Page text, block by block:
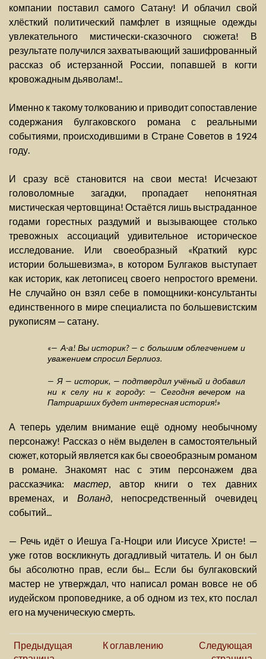
компании поставил самого Сатану! И облачил свой
хлёсткий политический памфлет в изящные одежды
увлекательного мистически-сказочного сюжета! В
результате получился захватывающий зашифрованный
рассказ об истерзанной России, попавшей в когти
кровожадным дьяволам!..
Именно к такому толкованию и приводит сопоставление
содержания булгаковского романа с реальными
событиями, происходившими в Стране Советов в 1924
году.
И сразу всё становится на свои места! Исчезают
головоломные загадки, пропадает непонятная
мистическая чертовщина! Остаётся лишь выстраданное
годами горестных раздумий и вызывающее столько
тревожных ассоциаций удивительное историческое
исследование. Или своеобразный «Краткий курс
истории большевизма», в котором Булгаков выступает
как историк, как летописец своего непростого времени.
Не случайно он взял себе в помощники-консультанты
единственного в мире специалиста по большевистским
рукописям — сатану.
«— А-а! Вы историк? — с большим облегчением и
уважением спросил Берлиоз.
— Я — историк, — подтвердил учёный и добавил
ни к селу ни к городу: — Сегодня вечером на
Патриарших будет интересная история!»
А теперь уделим внимание ещё одному необычному
персонажу! Рассказ о нём выделен в самостоятельный
сюжет, который является как бы своеобразным романом
в романе. Знакомят нас с этим персонажем два
рассказчика: мастер, автор книги о тех давних
временах, и Воланд, непосредственный очевидец
событий...
— Речь идёт о Иешуа Га-Ноцри или Иисусе Христе! —
уже готов воскликнуть догадливый читатель. И он был
бы абсолютно прав, если бы... Если бы булгаковский
мастер не утверждал, что написал роман вовсе не об
иудейском проповеднике, а об одном из тех, кто послал
его на мученическую смерть.
Предыдущая
К оглавлению
Следующая